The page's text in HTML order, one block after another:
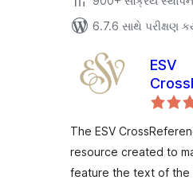
6.7.6 સાથે પરીક્ષણ
ESV
Tool
The ESV
resource created to
feature the text of the